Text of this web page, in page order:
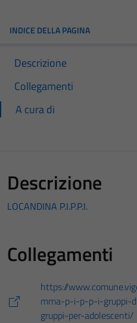
INDICE DELLA PAGINA
Descrizione
Collegamenti
A cura di
Descrizione
LOCANDINA P.I.P.P.I.
Collegamenti
https://
mma-p-i-p-p-i-gruppi-
gruppi-per-adolescenti/